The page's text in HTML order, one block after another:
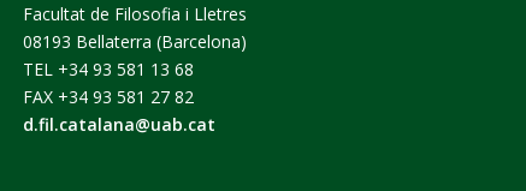
Facultat de Filosofia i Lletres
08193 Bellaterra (Barcelona)
TEL +34 93 581 13 68
FAX +34 93 581 27 82
d.fil.catalana@uab.cat